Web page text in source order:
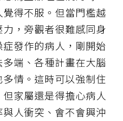
得不服。但當門檻越
，旁觀者很難感同身
發作的病人，剛開始
端、各種計畫在大腦
情。這時可以強制住
家屬還是得擔心病人
人衝突、會不會興沖